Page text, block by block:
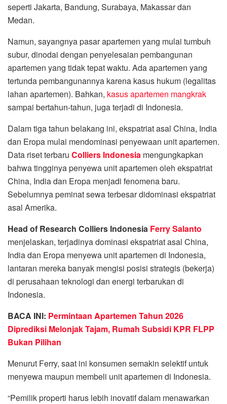
seperti Jakarta, Bandung, Surabaya, Makassar dan
Medan.
Namun, sayangnya pasar apartemen yang mulai tumbuh
subur, dinodai dengan penyelesaian pembangunan
apartemen yang tidak tepat waktu. Ada apartemen yang
tertunda pembangunannya karena kasus hukum (legalitas
lahan apartemen). Bahkan, kasus apartemen mangkrak
sampai bertahun-tahun, juga terjadi di Indonesia.
Dalam tiga tahun belakang ini, ekspatriat asal China, India
dan Eropa mulai mendominasi penyewaan unit apartemen.
Data riset terbaru Colliers Indonesia mengungkapkan
bahwa tingginya penyewa unit apartemen oleh ekspatriat
China, India dan Eropa menjadi fenomena baru.
Sebelumnya peminat sewa terbesar didominasi ekspatriat
asal Amerika.
Head of Research Colliers Indonesia Ferry Salanto
menjelaskan, terjadinya dominasi ekspatriat asal China,
India dan Eropa menyewa unit apartemen di Indonesia,
lantaran mereka banyak mengisi posisi strategis (bekerja)
di perusahaan teknologi dan energi terbarukan di
Indonesia.
BACA INI: Permintaan Apartemen Tahun 2026
Diprediksi Melonjak Tajam, Rumah Subsidi KPR FLPP
Bukan Pilihan
Menurut Ferry, saat ini konsumen semakin selektif untuk
menyewa maupun membeli unit apartemen di Indonesia.
“Pemilik properti harus lebih inovatif dalam menawarkan